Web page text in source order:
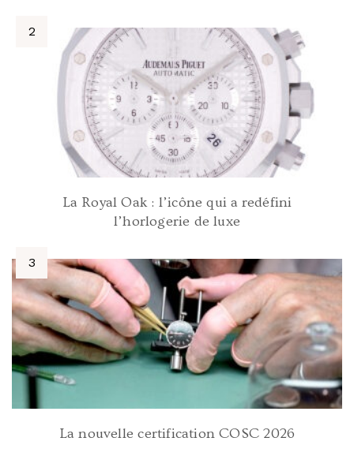
La Royal Oak : l’icône qui a redéfini
l’horlogerie de luxe
La nouvelle certification COSC 2026